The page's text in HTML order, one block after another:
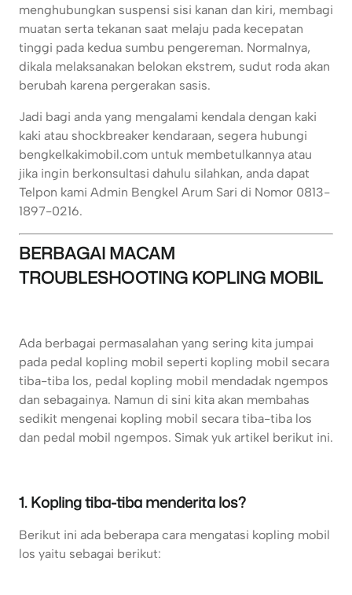
menghubungkan suspensi sisi kanan dan kiri, membagi
muatan serta tekanan saat melaju pada kecepatan
tinggi pada kedua sumbu pengereman. Normalnya,
dikala melaksanakan belokan ekstrem, sudut roda akan
berubah karena pergerakan sasis.
Jadi bagi anda yang mengalami kendala dengan kaki
kaki atau shockbreaker kendaraan, segera hubungi
bengkelkakimobil.com untuk membetulkannya atau
jika ingin berkonsultasi dahulu silahkan, anda dapat
Telpon kami Admin Bengkel Arum Sari di Nomor 0813-
1897-0216.
BERBAGAI MACAM
TROUBLESHOOTING KOPLING MOBIL
Ada berbagai permasalahan yang sering kita jumpai
pada pedal kopling mobil seperti kopling mobil secara
tiba-tiba los, pedal kopling mobil mendadak ngempos
dan sebagainya. Namun di sini kita akan membahas
sedikit mengenai kopling mobil secara tiba-tiba los
dan pedal mobil ngempos. Simak yuk artikel berikut ini.
1. Kopling tiba-tiba menderita los?
Berikut ini ada beberapa cara mengatasi kopling mobil
los yaitu sebagai berikut: